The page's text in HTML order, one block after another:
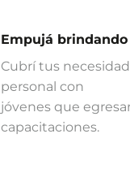
Empujá
Cubrí tus
personal con
jóvenes que
capacitaciones.